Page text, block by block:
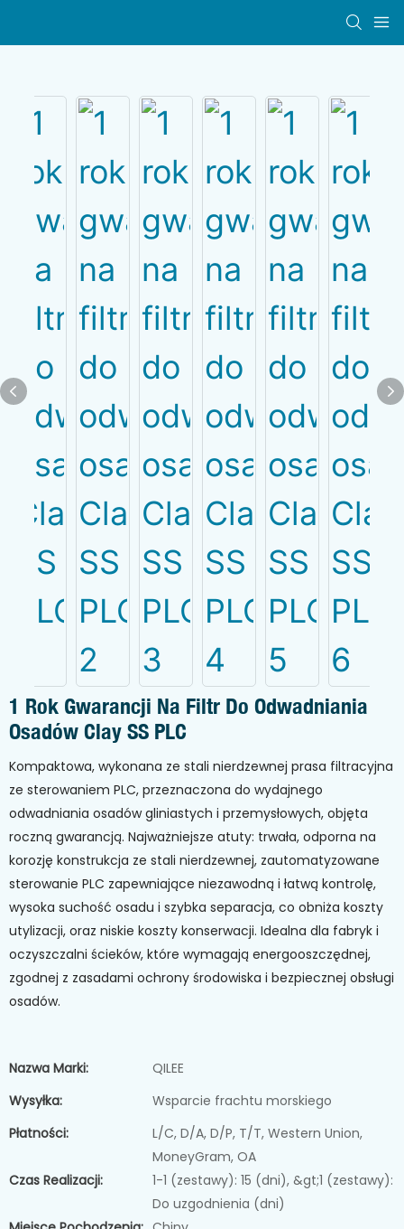
1 Rok Gwarancji Na Filtr Do Odwadniania
Osadów Clay SS PLC
Kompaktowa, wykonana ze stali nierdzewnej prasa filtracyjna
ze sterowaniem PLC, przeznaczona do wydajnego
odwadniania osadów gliniastych i przemysłowych, objęta
roczną gwarancją. Najważniejsze atuty: trwała, odporna na
korozję konstrukcja ze stali nierdzewnej, zautomatyzowane
sterowanie PLC zapewniające niezawodną i łatwą kontrolę,
wysoka suchość osadu i szybka separacja, co obniża koszty
utylizacji, oraz niskie koszty konserwacji. Idealna dla fabryk i
oczyszczalni ścieków, które wymagają energooszczędnej,
zgodnej z zasadami ochrony środowiska i bezpiecznej obsługi
osadów.
Nazwa Marki:
QILEE
Wysyłka:
Wsparcie frachtu morskiego
Płatności:
L/C, D/A, D/P, T/T, Western Union,
MoneyGram, OA
Czas Realizacji:
1-1 (zestawy): 15 (dni), &gt;1 (zestawy):
Do uzgodnienia (dni)